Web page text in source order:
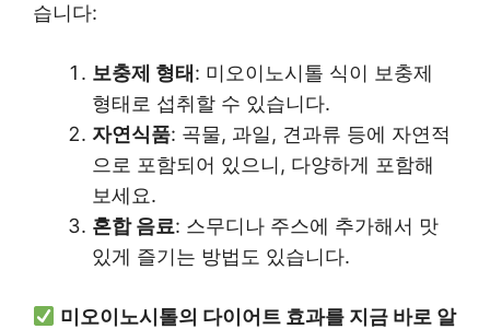
습니다:
보충제 형태 : 미오이노시톨 식이 보충제
형태로 섭취할 수 있습니다.
자연식품: 곡물, 과일, 견과류 등에 자연적
으로 포함되어 있으니, 다양하게 포함해
보세요.
혼합 음료: 스무디나 주스에 추가해서 맛
있게 즐기는 방법도 있습니다.
미오이노시톨의 다이어트 효과를 지금 바로 알